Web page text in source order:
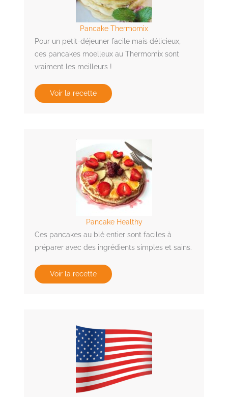
Pancake Thermomix
Pour un petit-déjeuner facile mais délicieux,
ces pancakes moelleux au Thermomix sont
vraiment les meilleurs !
Voir la recette
Pancake Healthy
Ces pancakes au blé entier sont faciles à
préparer avec des ingrédients simples et sains.
Voir la recette